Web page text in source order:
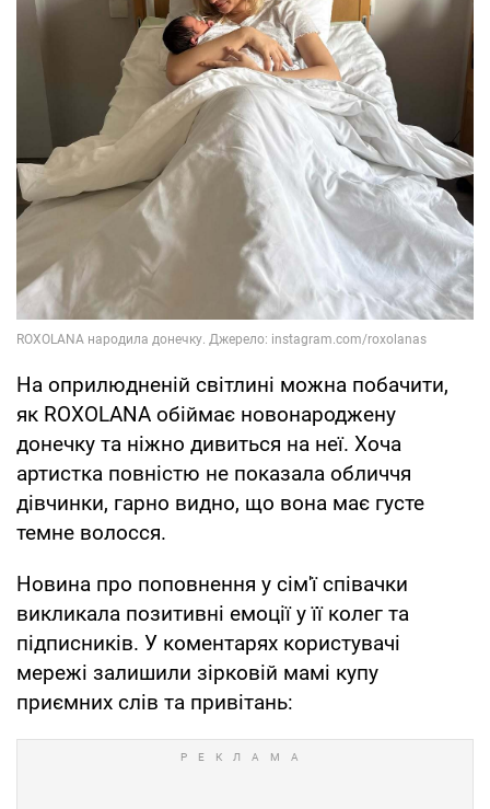
На оприлюдненій світлині можна побачити,
як ROXOLANA обіймає новонароджену
донечку та ніжно дивиться на неї. Хоча
артистка повністю не показала обличчя
дівчинки, гарно видно, що вона має густе
темне волосся.
Новина про поповнення у сім'ї співачки
викликала позитивні емоції у її колег та
підписників. У коментарях користувачі
мережі залишили зірковій мамі купу
приємних слів та привітань: